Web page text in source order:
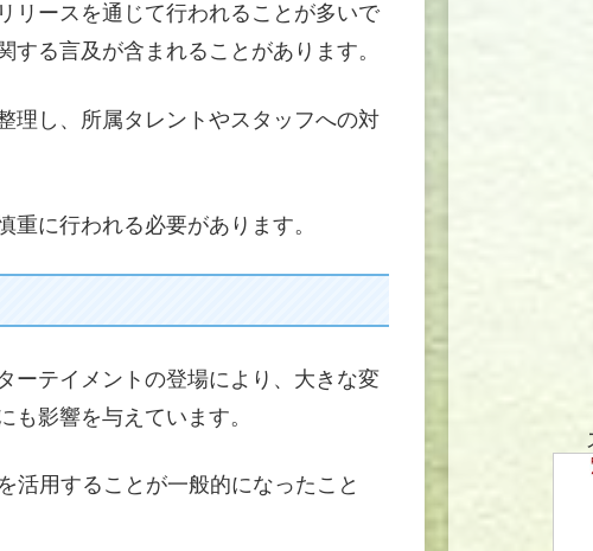
リースを通じて行われることが多いで
る言及が含まれることがあります。
理し、所属タレントやスタッフへの対
に行われる必要があります。
ーテイメントの登場により、大きな変
影響を与えています。
活用することが一般的になったこと